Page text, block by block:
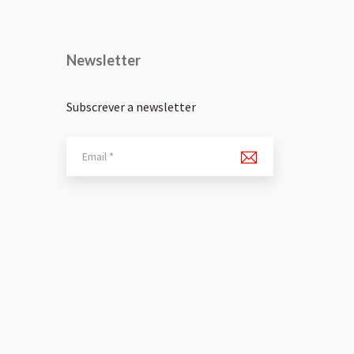
Newsletter
Subscrever a newsletter